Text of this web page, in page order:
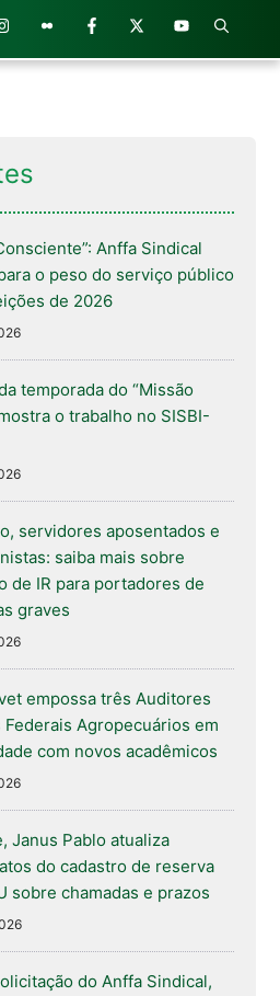
Anffa Sindical
o peso do serviço público
de 2026
temporada do “Missão
o trabalho no SISBI-
servidores aposentados e
saiba mais sobre
de IR para portadores de
graves
empossa três Auditores
Federais Agropecuários em
com novos acadêmicos
Janus Pablo atualiza
do cadastro de reserva
sobre chamadas e prazos
do Anffa Sindical,